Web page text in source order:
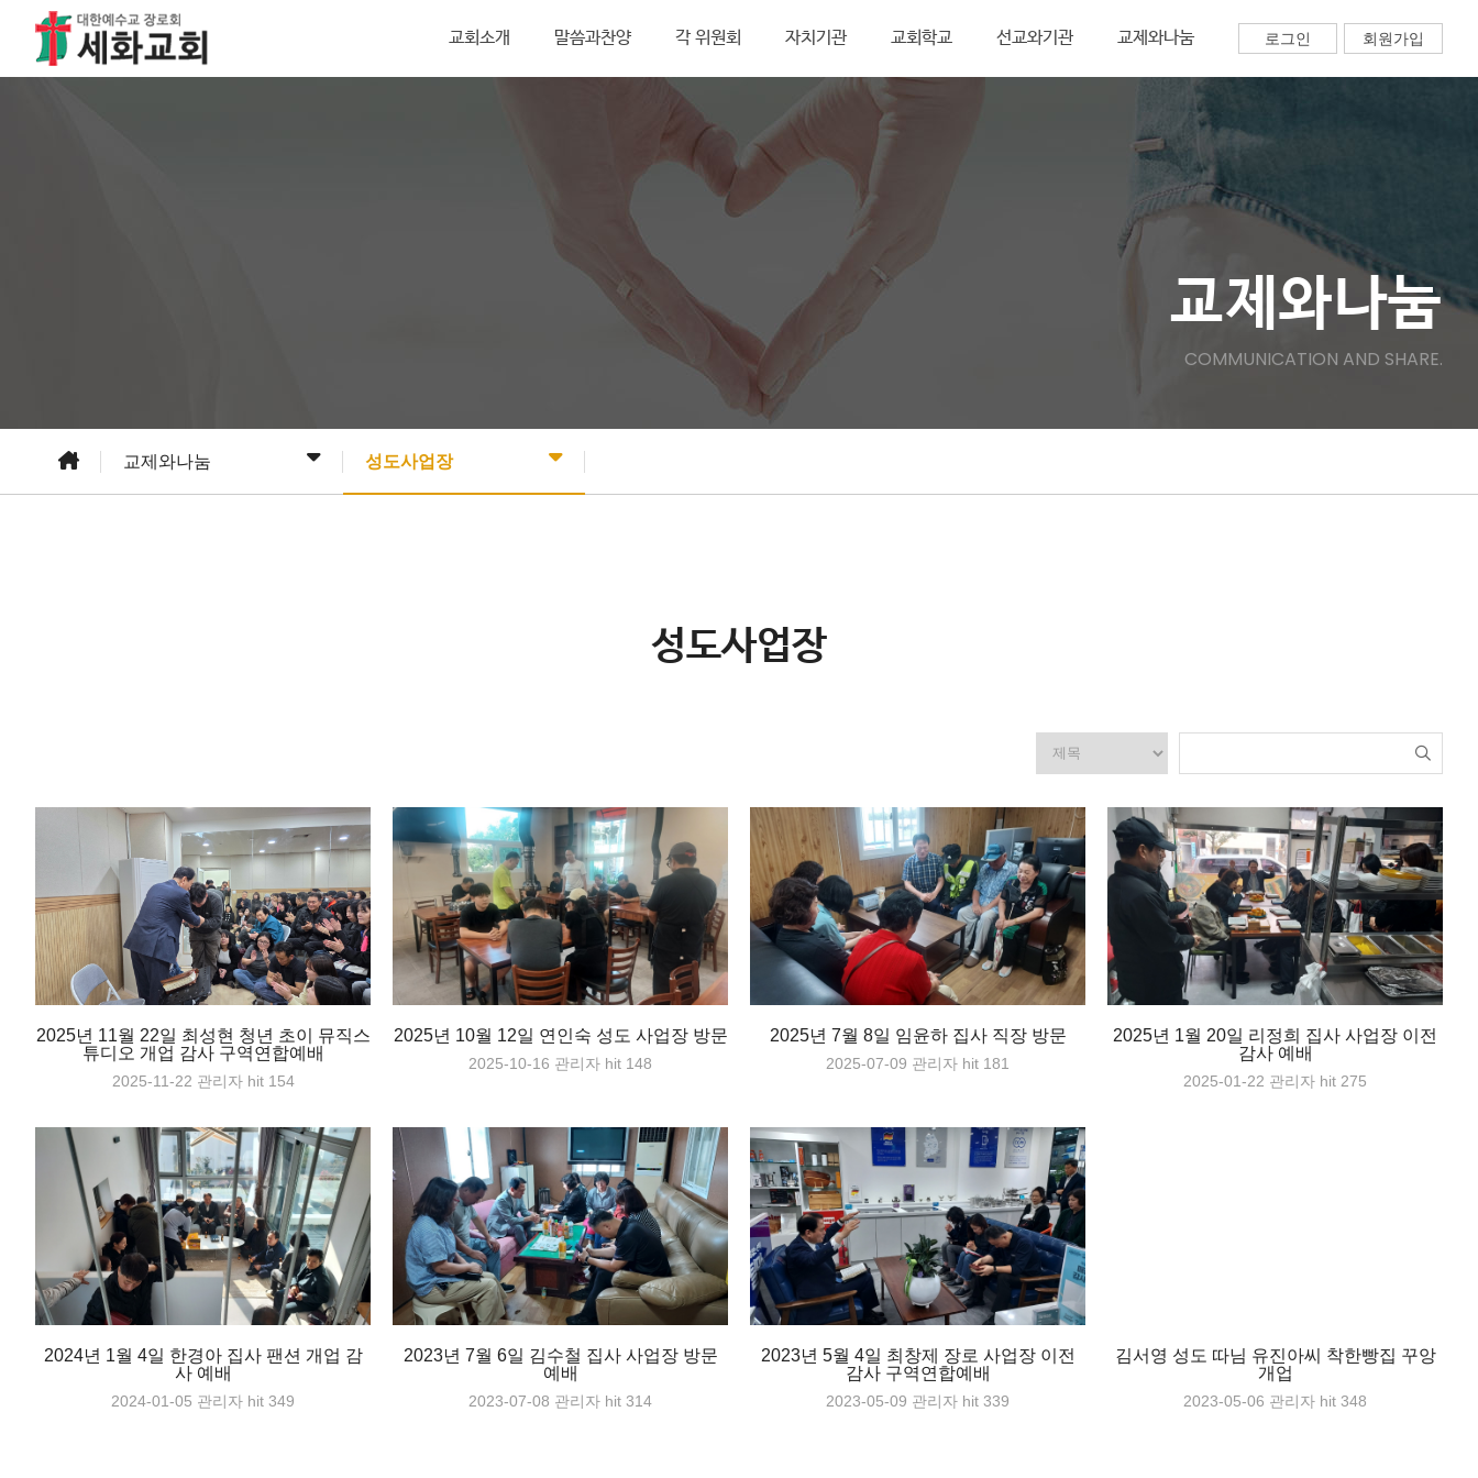
로그인 회원가입
교회소개 말씀과찬양 각 위원회 자치기관 교회학교 선교와기관 교제와나눔
교제와나눔
COMMUNICATION AND SHARE.
교제와나눔 성도사업장
성도사업장
2025년 11월 22일 최성현 청년 초이 뮤직스
튜디오 개업 감사 구역연합예배
2025-11-22 관리자 hit 154
2025년 10월 12일 연인숙 성도 사업장 방문
2025-10-16 관리자 hit 148
2025년 7월 8일 임윤하 집사 직장 방문
2025-07-09 관리자 hit 181
2025년 1월 20일 리정희 집사 사업장 이전
감사 예배
2025-01-22 관리자 hit 275
2024년 1월 4일 한경아 집사 팬션 개업 감
사 예배
2024-01-05 관리자 hit 349
2023년 7월 6일 김수철 집사 사업장 방문
예배
2023-07-08 관리자 hit 314
2023년 5월 4일 최창제 장로 사업장 이전
감사 구역연합예배
2023-05-09 관리자 hit 339
김서영 성도 따님 유진아씨 착한빵집 꾸앙
개업
2023-05-06 관리자 hit 348